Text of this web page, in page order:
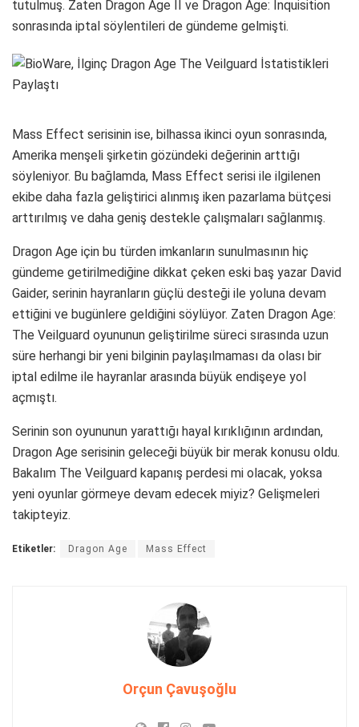
tutulmuş. Zaten Dragon Age II ve Dragon Age: Inquisition
sonrasında iptal söylentileri de gündeme gelmişti.
Mass Effect serisinin ise, bilhassa ikinci oyun sonrasında,
Amerika menşeli şirketin gözündeki değerinin arttığı
söyleniyor. Bu bağlamda, Mass Effect serisi ile ilgilenen
ekibe daha fazla geliştirici alınmış iken pazarlama bütçesi
arttırılmış ve daha geniş destekle çalışmaları sağlanmış.
Dragon Age için bu türden imkanların sunulmasının hiç
gündeme getirilmediğine dikkat çeken eski baş yazar David
Gaider, serinin hayranların güçlü desteği ile yoluna devam
ettiğini ve bugünlere geldiğini söylüyor. Zaten Dragon Age:
The Veilguard oyununun geliştirilme süreci sırasında uzun
süre herhangi bir yeni bilginin paylaşılmaması da olası bir
iptal edilme ile hayranlar arasında büyük endişeye yol
açmıştı.
Serinin son oyununun yarattığı hayal kırıklığının ardından,
Dragon Age serisinin geleceği büyük bir merak konusu oldu.
Bakalım The Veilguard kapanış perdesi mi olacak, yoksa
yeni oyunlar görmeye devam edecek miyiz? Gelişmeleri
takipteyiz.
Etiketler: Dragon Age Mass Effect
Orçun Çavuşoğlu